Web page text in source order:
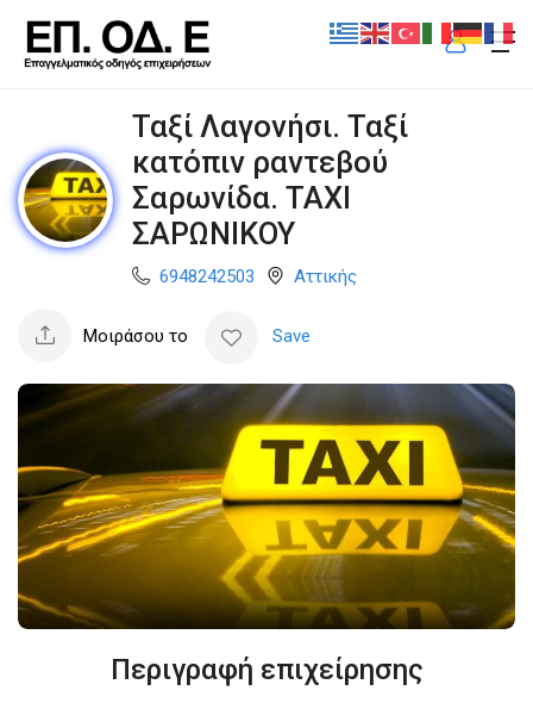
Ταξί Λαγονήσι. Ταξί
κατόπιν ραντεβού
Σαρωνίδα. TAXI
ΣΑΡΩΝΙΚΟΥ
6948242503 Αττικής
Μοιράσου το Save
Περιγραφή επιχείρησης